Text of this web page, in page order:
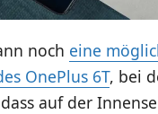
noch eine
OnePlus 6T, bei
auf der